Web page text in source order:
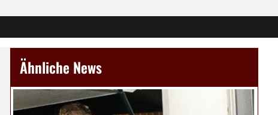
Ähnliche News